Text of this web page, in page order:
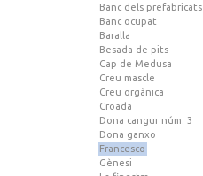
Banc dels prefabricats
Banc ocupat
Baralla
Besada de pits
Cap de Medusa
Creu mascle
Creu orgànica
Croada
Dona cangur núm. 3
Dona ganxo
Francesco
Gènesi